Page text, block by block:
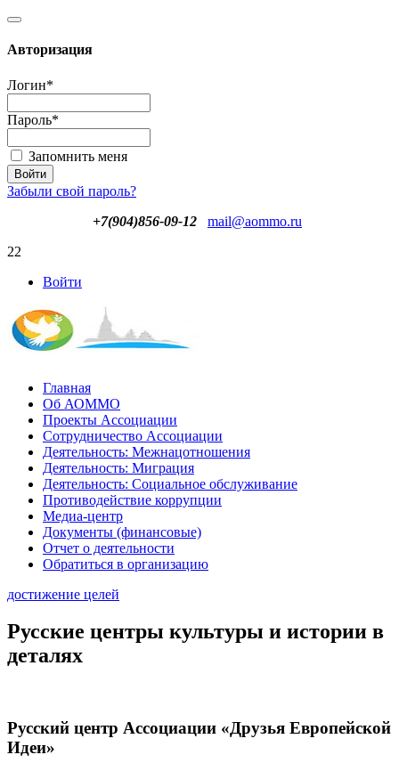
Авторизация
Логин*
Пароль*
Запомнить меня
Забыли свой пароль?
+7(904)856-09-12
mail@aommo.ru
22
Войти
Главная
Об АОММО
Проекты Ассоциации
Сотрудничество Ассоциации
Деятельность: Межнацотношения
Деятельность: Миграция
Деятельность: Социальное обслуживание
Противодействие коррупции
Медиа-центр
Документы (финансовые)
Отчет о деятельности
Обратиться в организацию
достижение целей
Русские центры культуры и истории в
деталях
Русский центр Ассоциации «Друзья Европейской
Идеи»